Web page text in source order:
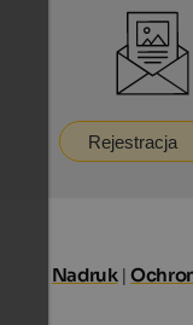
Rejestracja
Nadruk |